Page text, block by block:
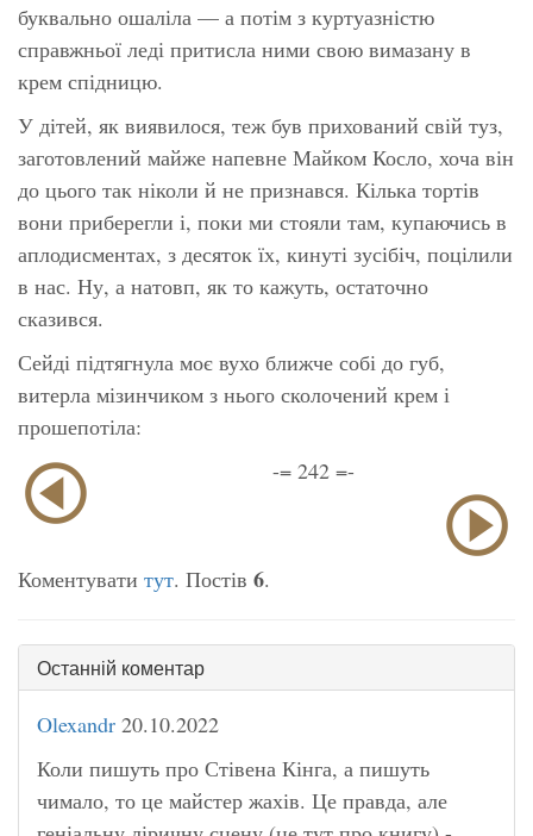
буквально ошаліла — а потім з куртуазністю
справжньої леді притисла ними свою вимазану в
крем спідницю.
У дітей, як виявилося, теж був прихований свій туз,
заготовлений майже напевне Майком Косло, хоча він
до цього так ніколи й не признався. Кілька тортів
вони приберегли і, поки ми стояли там, купаючись в
аплодисментах, з десяток їх, кинуті зусібіч, поцілили
в нас. Ну, а натовп, як то кажуть, остаточно
сказився.
Сейді підтягнула моє вухо ближче собі до губ,
витерла мізинчиком з нього сколочений крем і
прошепотіла:
-= 242 =-
Коментувати тут. Постів 6.
Останній коментар
Olexandr 20.10.2022
Коли пишуть про Стівена Кінга, а пишуть
чимало, то це майстер жахів. Це правда, але